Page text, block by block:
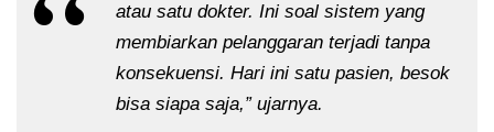
atau satu dokter. Ini soal sistem yang
membiarkan pelanggaran terjadi tanpa
konsekuensi. Hari ini satu pasien, besok
bisa siapa saja,” ujarnya.